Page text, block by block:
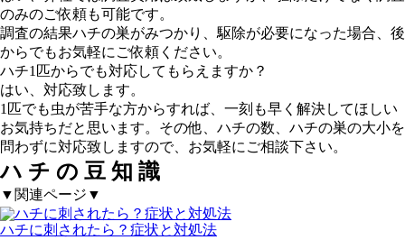
のみのご依頼も可能です。
調査の結果ハチの巣がみつかり、駆除が必要になった場合、後
からでもお気軽にご依頼ください。
ハチ1匹からでも対応してもらえますか？
はい、対応致します。
1匹でも虫が苦手な方からすれば、一刻も早く解決してほしい
お気持ちだと思います。その他、ハチの数、ハチの巣の大小を
問わずに対応致しますので、お気軽にご相談下さい。
ハ チ の 豆 知 識
▼関連ページ▼
ハチに刺されたら？症状と対処法